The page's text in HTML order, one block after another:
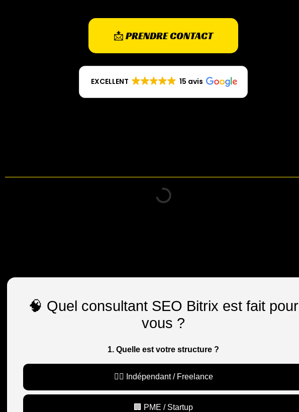
📩 PRENDRE CONTACT
EXCELLENT 15 avis
🧠 Quel consultant SEO Bitrix est fait pour
vous ?
1. Quelle est votre structure ?
🙋‍♂️ Indépendant / Freelance
🏢 PME / Startup